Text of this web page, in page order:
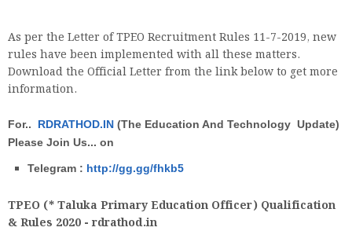
As per the Letter of TPEO Recruitment Rules 11-7-2019, new
rules have been implemented with all these matters.
Download the Official Letter from the link below to get more
information.
For.. RDRATHOD.IN (The Education And Technology Update)
Please Join Us... on
Telegram : http://gg.gg/fhkb5
TPEO (* Taluka Primary Education Officer) Qualification
& Rules 2020 - rdrathod.in